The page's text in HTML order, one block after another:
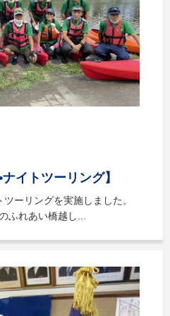
イトツーリング】
ーリングを実施しました。
ふれあい橋越し...